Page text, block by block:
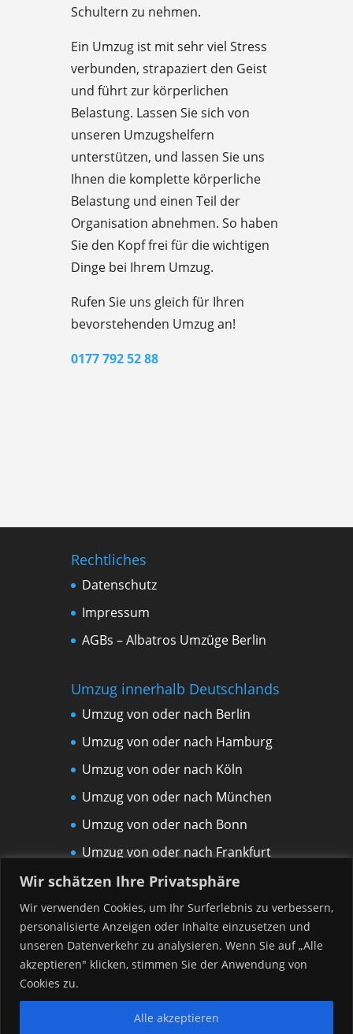
Wir schätzen Ihre Privatsphäre
Wir verwenden Cookies, um Ihr Surferlebnis zu verbessern,
personalisierte Anzeigen oder Inhalte einzusetzen und
unseren Datenverkehr zu analysieren. Wenn Sie auf „Alle
akzeptieren" klicken, stimmen Sie der Anwendung von
Cookies zu.
Alle akzeptieren
Schultern zu nehmen.
Ein Umzug ist mit sehr viel Stress
verbunden, strapaziert den Geist
und führt zur körperlichen
Belastung. Lassen Sie sich von
unseren Umzugshelfern
unterstützen, und lassen Sie uns
Ihnen die komplette körperliche
Belastung und einen Teil der
Organisation abnehmen. So haben
Sie den Kopf frei für die wichtigen
Dinge bei Ihrem Umzug.
Rufen Sie uns gleich für Ihren
bevorstehenden Umzug an!
0177 792 52 88
Rechtliches
Datenschutz
Impressum
AGBs – Albatros Umzüge Berlin
Umzug innerhalb Deutschlands
Umzug von oder nach Berlin
Umzug von oder nach Hamburg
Umzug von oder nach Köln
Umzug von oder nach München
Umzug von oder nach Bonn
Umzug von oder nach Frankfurt
am Main
Umzug von oder nach Leipzig
Umzug von oder nach Rostock
Umzug von oder nach Düsseldorf